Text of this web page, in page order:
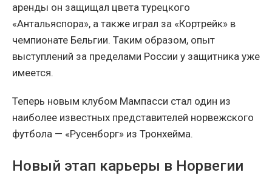
аренды он защищал цвета турецкого
«Антальяспора», а также играл за «Кортрейк» в
чемпионате Бельгии. Таким образом, опыт
выступлений за пределами России у защитника уже
имеется.
Теперь новым клубом Мампасси стал один из
наиболее известных представителей норвежского
футбола — «Русенборг» из Тронхейма.
Новый этап карьеры в Норвегии